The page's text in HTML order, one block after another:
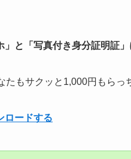
と「写真付き身分証明証」
もサクッと1,000円もらっ
ロードする